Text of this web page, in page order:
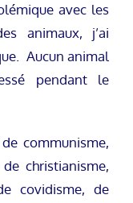
avec les
animaux, j’ai
Aucun animal
pendant le
communisme,
christianisme,
covidisme, de